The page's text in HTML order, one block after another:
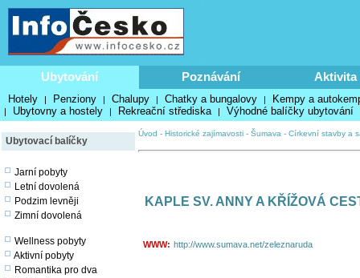
Ubytování Poznávání Aktivita
Hotely | Penziony | Chalupy | Chatky a bungalovy | Kempy a
| Ubytovny a hostely | Rekreační střediska | Výhodné balíčky ubytování
Ubytovací balíčky
Jarní pobyty
Letní dovolená
Podzim levněji
Zimní dovolená
Wellness pobyty
Aktivní pobyty
Romantika pro dva
Úvod - Historické zajímavosti - Šumava - Církevní stavby a
KAPLE SV. ANNY A KŘÍŽOVÁ
WWW: http://www.sumava.net/zeleznaruda